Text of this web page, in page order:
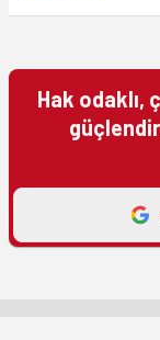
Hak odaklı,